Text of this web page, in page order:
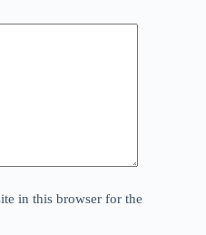
in this browser for the